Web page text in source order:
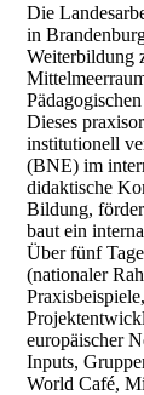
Die
in
Weiterbildung
Dieses
institutionell
(BNE) im
didaktische
Bildung,
baut ein
Über fünf
(nationaler
europäischer
Inputs,
World Café,